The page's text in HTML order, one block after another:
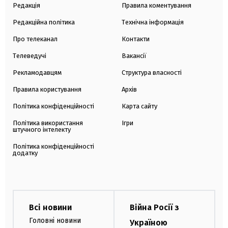
Редакція
Редакційна політика
Про телеканал
Телеведучі
Рекламодавцям
Правила користування
Політика конфіденційності
Політика використання
штучного інтелекту
Політика конфіденційності
додатку
Правила коментування
Технічна інформація
Контакти
Вакансії
Структура власності
Архів
Карта сайту
Ігри
Всі новини
Головні новини
Війна Росії з
Україною